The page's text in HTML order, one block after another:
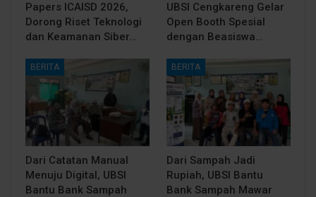
Papers ICAISD 2026,
Dorong Riset Teknologi
dan Keamanan Siber…
UBSI Cengkareng Gelar
Open Booth Spesial
dengan Beasiswa…
BERITA
Dari Catatan Manual
Menuju Digital, UBSI
Bantu Bank Sampah
BERITA
Dari Sampah Jadi
Rupiah, UBSI Bantu
Bank Sampah Mawar